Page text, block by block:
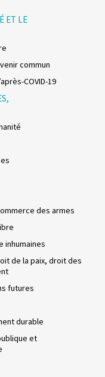
ET LE
commun
COVID-19
des armes
inhumaines
de la paix, droit des
futures
durable
et